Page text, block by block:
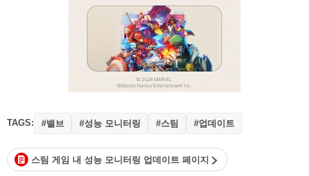
TAGS: #밸브 #성능 모니터링 #스팀 #업데이트
스팀 게임 내 성능 모니터링 업데이트 페이지